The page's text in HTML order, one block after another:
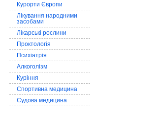
Курорти Європи
Лікування народними
засобами
Лікарські рослини
Проктологія
Психіатрія
Алкоголізм
Куріння
Спортивна медицина
Судова медицина